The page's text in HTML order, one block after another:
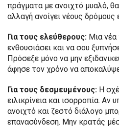
πράγματα με ανοιχτό μυαλό,
αλλαγή ανοίγει νέους δρόμους
Για τους ελεύθερους: Μια νέα
ενθουσιάσει και να σου
Πρόσεξε μόνο να μην
άφησε τον χρόνο να
Για τους δεσμευμένους: Η
ειλικρίνεια και ισορροπία. Αν
ανοιχτό και ζεστό διάλογο
επανασύνδεση. Μην κρατάς